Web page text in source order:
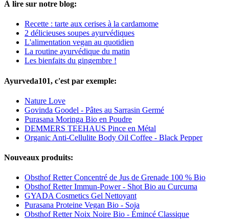
À lire sur notre blog:
Recette : tarte aux cerises à la cardamome
2 délicieuses soupes ayurvédiques
L'alimentation vegan au quotidien
La routine ayurvédique du matin
Les bienfaits du gingembre !
Ayurveda101, c'est par exemple:
Nature Love
Govinda Goodel - Pâtes au Sarrasin Germé
Purasana Moringa Bio en Poudre
DEMMERS TEEHAUS Pince en Métal
Organic Anti-Cellulite Body Oil Coffee - Black Pepper
Nouveaux produits:
Obsthof Retter Concentré de Jus de Grenade 100 % Bio
Obsthof Retter Immun-Power - Shot Bio au Curcuma
GYADA Cosmetics Gel Nettoyant
Purasana Proteine Vegan Bio - Soja
Obsthof Retter Noix Noire Bio - Émincé Classique